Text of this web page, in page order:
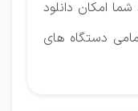
امکان دانلود
دستگاه های